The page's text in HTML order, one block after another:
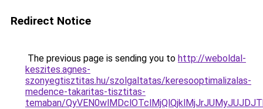
Redirect Notice
The previous page is sending you to http://weboldal-
keszites.agnes-
szonyegtisztitas.hu/szolgaltatas/keresooptimalizalas-
medence-takaritas-tisztitas-
temaban/